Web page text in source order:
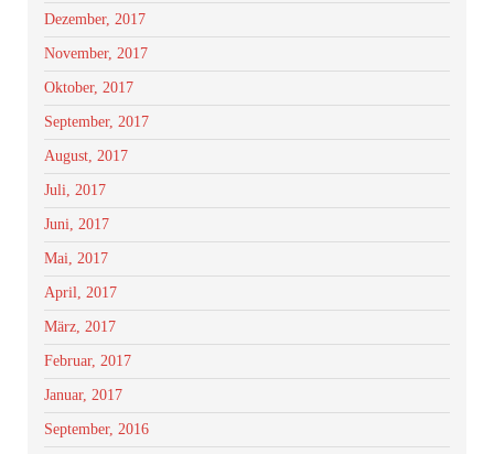
Dezember, 2017
November, 2017
Oktober, 2017
September, 2017
August, 2017
Juli, 2017
Juni, 2017
Mai, 2017
April, 2017
März, 2017
Februar, 2017
Januar, 2017
September, 2016